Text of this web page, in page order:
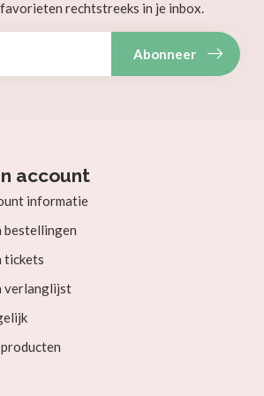
rechtstreeks in je inbox.
Abonneer
account
informatie
bestellingen
tickets
verlanglijst